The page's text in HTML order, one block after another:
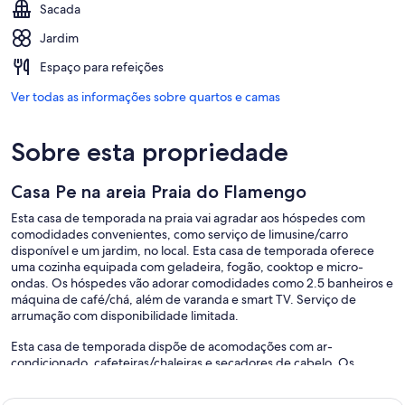
Sacada
Jardim
Espaço para refeições
Ver todas as informações sobre quartos e camas
Sobre esta propriedade
Casa Pe na areia Praia do Flamengo
Esta casa de temporada na praia vai agradar aos hóspedes com
comodidades convenientes, como serviço de limusine/carro
disponível e um jardim, no local. Esta casa de temporada oferece
uma cozinha equipada com geladeira, fogão, cooktop e micro-
ondas. Os hóspedes vão adorar comodidades como 2.5 banheiros e
máquina de café/chá, além de varanda e smart TV. Serviço de
arrumação com disponibilidade limitada.
Esta casa de temporada dispõe de acomodações com ar-
condicionado, cafeteiras/chaleiras e secadores de cabelo. Os
talheres/pratos/utensílios de cozinha estão disponíveis nas cozinhas.